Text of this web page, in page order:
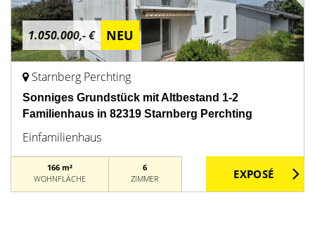
1.050.000,- € NEU
Starnberg Perchting
Sonniges Grundstück mit Altbestand 1-2
Familienhaus in 82319 Starnberg Perchting
Einfamilienhaus
166 m²
WOHNFLÄCHE
6
ZIMMER